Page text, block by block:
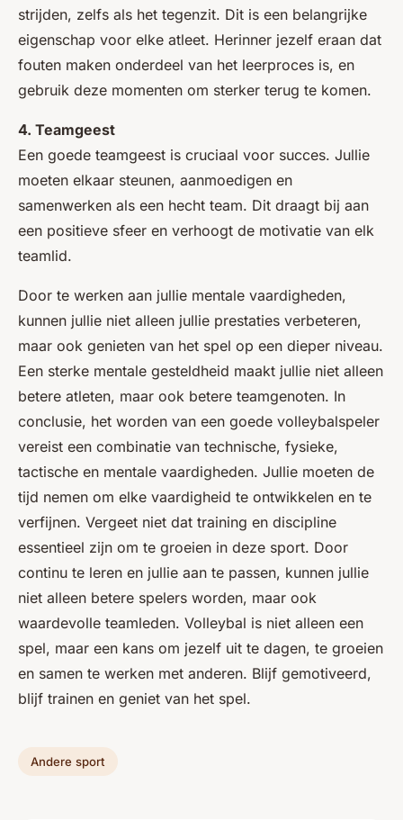
strijden, zelfs als het tegenzit. Dit is een belangrijke
eigenschap voor elke atleet. Herinner jezelf eraan dat
fouten maken onderdeel van het leerproces is, en
gebruik deze momenten om sterker terug te komen.
4. Teamgeest
Een goede teamgeest is cruciaal voor succes. Jullie
moeten elkaar steunen, aanmoedigen en
samenwerken als een hecht team. Dit draagt bij aan
een positieve sfeer en verhoogt de motivatie van elk
teamlid.
Door te werken aan jullie mentale vaardigheden,
kunnen jullie niet alleen jullie prestaties verbeteren,
maar ook genieten van het spel op een dieper niveau.
Een sterke mentale gesteldheid maakt jullie niet alleen
betere atleten, maar ook betere teamgenoten. In
conclusie, het worden van een goede volleybalspeler
vereist een combinatie van technische, fysieke,
tactische en mentale vaardigheden. Jullie moeten de
tijd nemen om elke vaardigheid te ontwikkelen en te
verfijnen. Vergeet niet dat training en discipline
essentieel zijn om te groeien in deze sport. Door
continu te leren en jullie aan te passen, kunnen jullie
niet alleen betere spelers worden, maar ook
waardevolle teamleden. Volleybal is niet alleen een
spel, maar een kans om jezelf uit te dagen, te groeien
en samen te werken met anderen. Blijf gemotiveerd,
blijf trainen en geniet van het spel.
Andere sport